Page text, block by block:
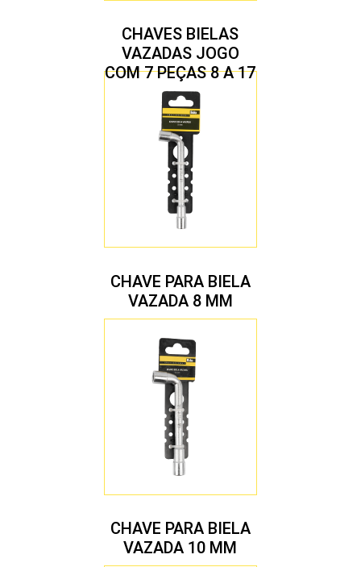
CHAVES BIELAS
VAZADAS JOGO
COM 7 PEÇAS 8 A 17
MM
CHAVE PARA BIELA
VAZADA 8 MM
CHAVE PARA BIELA
VAZADA 10 MM